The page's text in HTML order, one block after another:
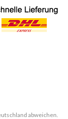
abweichen.